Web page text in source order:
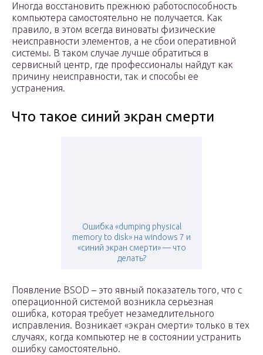
Иногда восстановить прежнюю работоспособность
компьютера самостоятельно не получается. Как
правило, в этом всегда виноваты физические
неисправности элементов, а не сбои оперативной
системы. В таком случае лучше обратиться в
сервисный центр, где профессионалы найдут как
причину неисправности, так и способы ее
устранения.
Что такое синий экран смерти
Ошибка «dumping physical
memory to disk» на windows 7 и
«синий экран смерти» — что
делать?
Появление ВSOD – это явный показатель того, что с
операционной системой возникла серьезная
ошибка, которая требует незамедлительного
исправления. Возникает «экран смерти» только в тех
случаях, когда компьютер не в состоянии устранить
ошибку самостоятельно.